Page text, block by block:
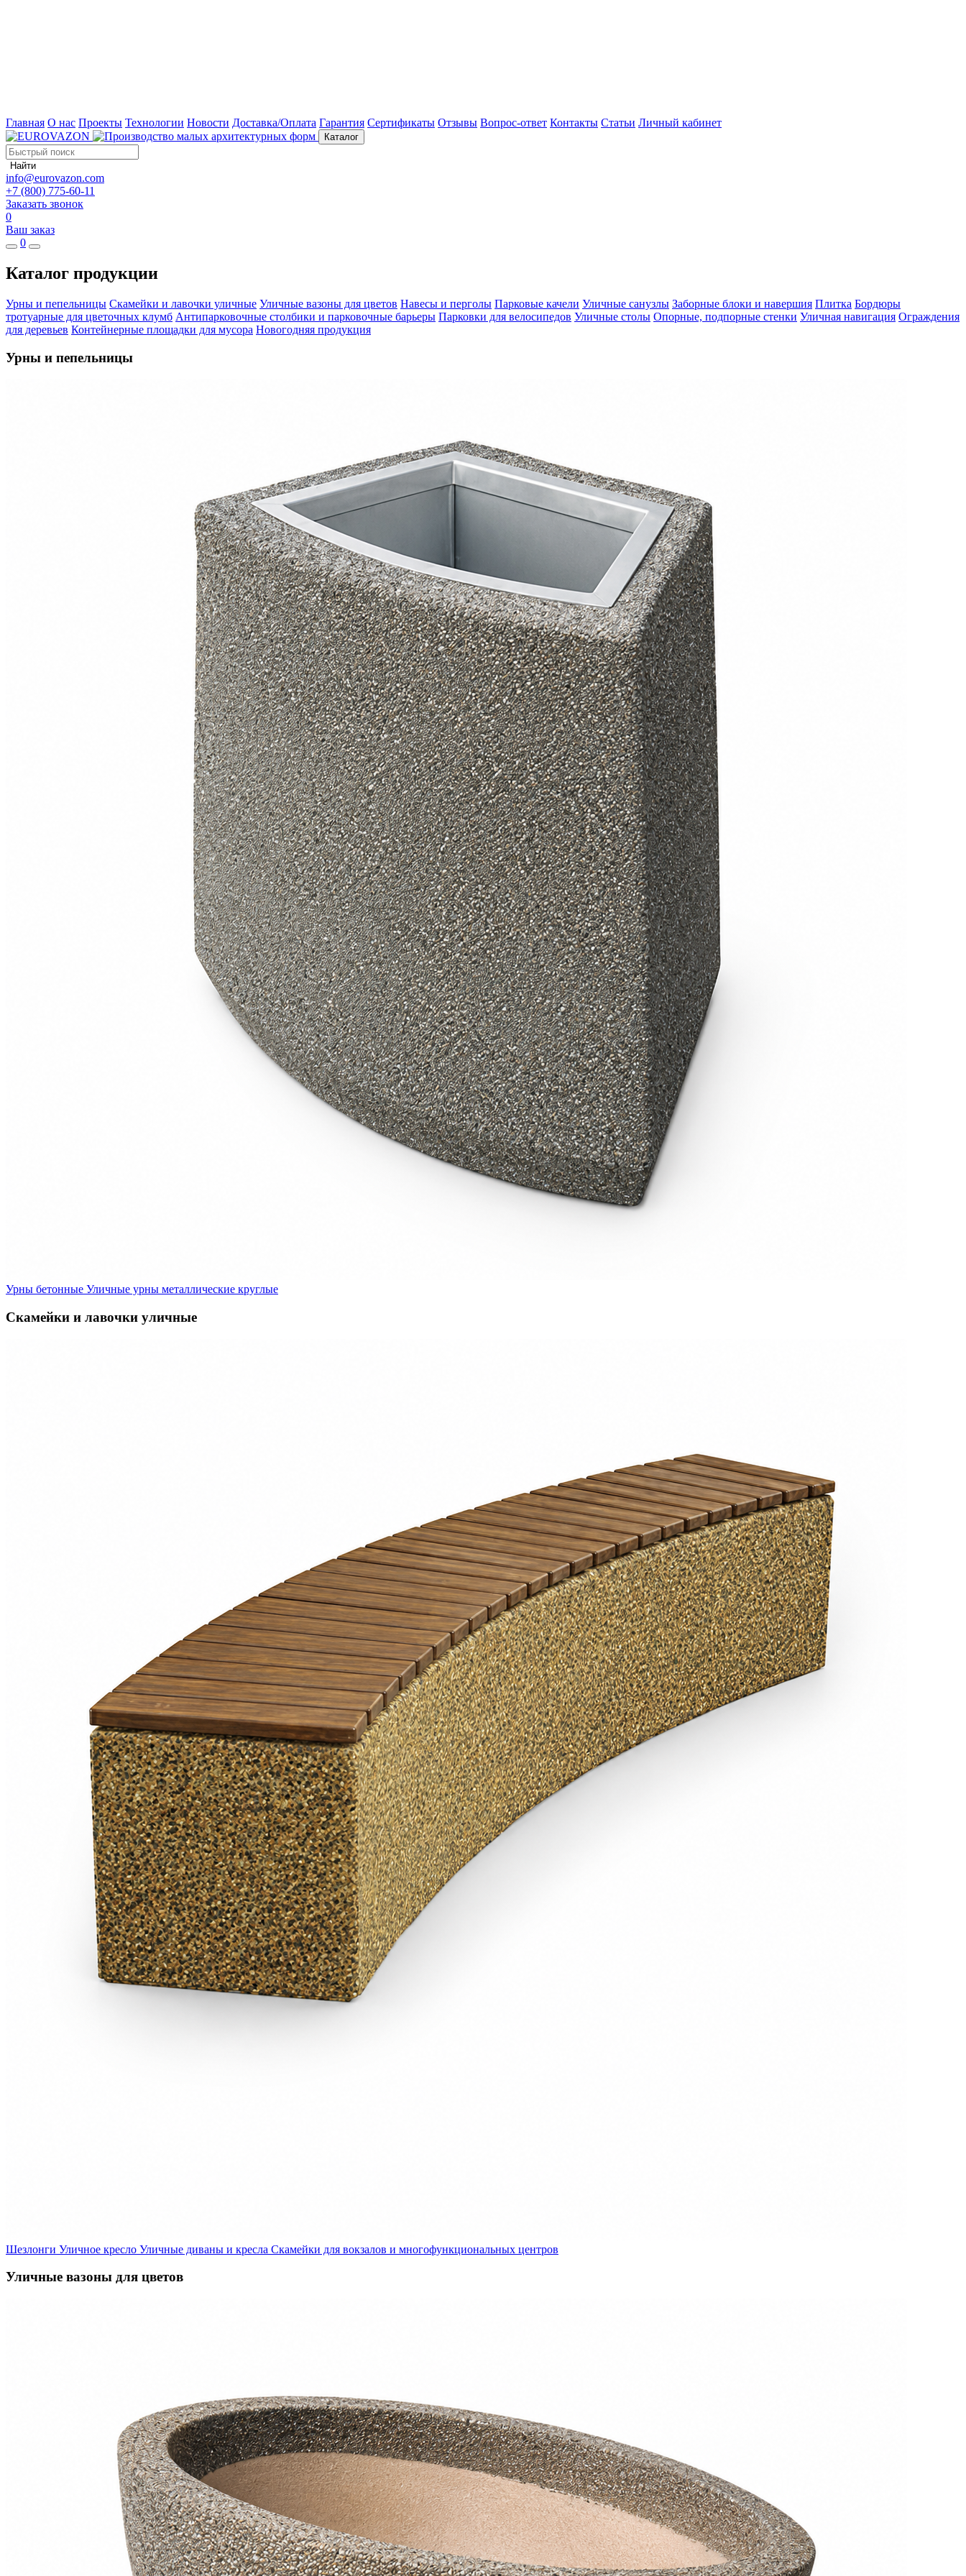
Главная О нас Проекты Технологии Новости Доставка/Оплата Гарантия Сертификаты Отзывы Вопрос-ответ Контакты Статьи Личный кабинет
Каталог
Найти
info@eurovazon.com
+7 (800) 775-60-11
Заказать звонок
0
Ваш заказ
0
Каталог продукции
Урны и пепельницы Скамейки и лавочки уличные Уличные вазоны для цветов Навесы и перголы Парковые качели Уличные санузлы Заборные блоки и навершия Плитка Бордюры
тротуарные для цветочных клумб Антипарковочные столбики и парковочные барьеры Парковки для велосипедов Уличные столы Опорные, подпорные стенки Уличная навигация Ограждения
для деревьев Контейнерные площадки для мусора Новогодняя продукция
Урны и пепельницы
Урны бетонные Уличные урны металлические круглые
Скамейки и лавочки уличные
Шезлонги Уличное кресло Уличные диваны и кресла Скамейки для вокзалов и многофункциональных центров
Уличные вазоны для цветов